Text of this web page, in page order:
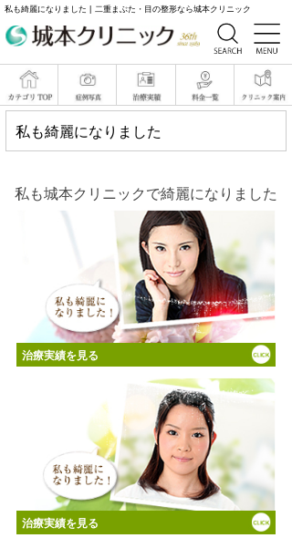
私も綺麗になりました | 二重まぶた・目の整形なら城本クリニック
私も綺麗になりました
私も城本クリニックで綺麗になりました
治療実績を見る
治療実績を見る